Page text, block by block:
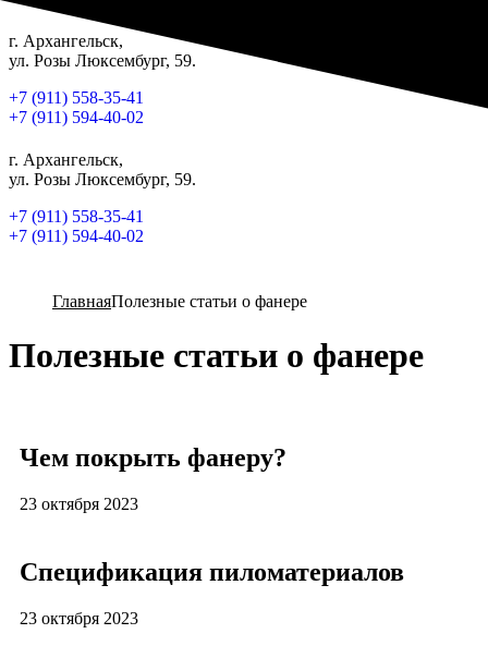
г. Архангельск,
ул. Розы Люксембург, 59.
+7 (911) 558-35-41
+7 (911) 594-40-02
г. Архангельск,
ул. Розы Люксембург, 59.
+7 (911) 558-35-41
+7 (911) 594-40-02
ГлавнаяПолезные статьи о фанере
Полезные статьи о фанере
Чем покрыть фанеру?
23 октября 2023
Спецификация пиломатериалов
23 октября 2023